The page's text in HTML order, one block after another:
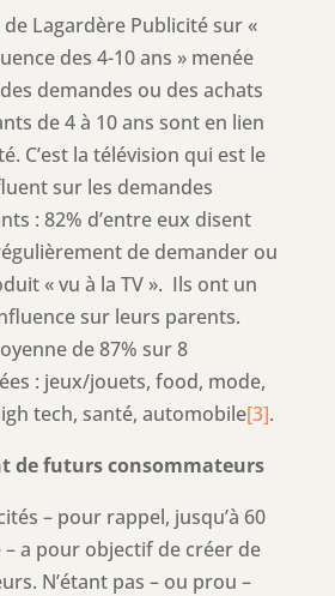
Lagardère Publicité sur «
des 4-10 ans » menée
demandes ou des achats
de 4 à 10 ans sont en lien
C’est la télévision qui est le
sur les demandes
: 82% d’entre eux disent
de demander ou
« vu à la TV ». Ils ont un
sur leurs parents.
de 87% sur 8
: jeux/jouets, food, mode,
tech, santé, automobile[3].
de futurs consommateurs
– pour rappel, jusqu’à 60
a pour objectif de créer de
N’étant pas – ou prou –